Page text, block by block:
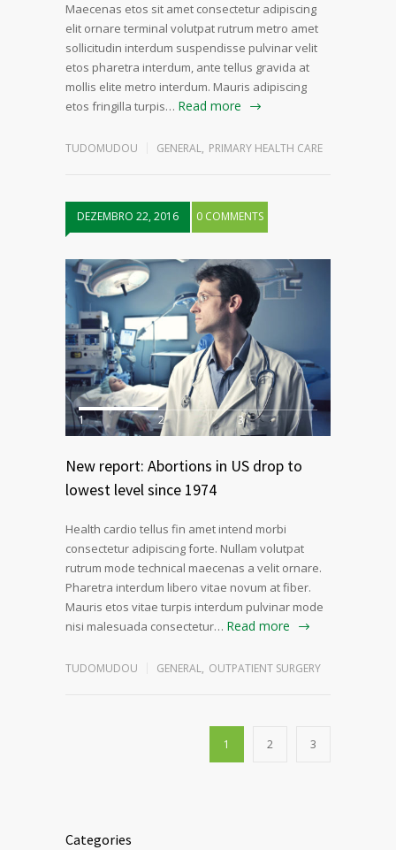
Maecenas etos sit amet consectetur adipiscing
elit ornare terminal volutpat rutrum metro amet
sollicitudin interdum suspendisse pulvinar velit
etos pharetra interdum, ante tellus gravida at
mollis elite metro interdum. Mauris adipiscing
etos fringilla turpis… Read more
TUDOMUDOU GENERAL, PRIMARY HEALTH CARE
DEZEMBRO 22, 2016 0 COMMENTS
1 2 3
New report: Abortions in US drop to
lowest level since 1974
Health cardio tellus fin amet intend morbi
consectetur adipiscing forte. Nullam volutpat
rutrum mode technical maecenas a velit ornare.
Pharetra interdum libero vitae novum at fiber.
Mauris etos vitae turpis interdum pulvinar mode
nisi malesuada consectetur… Read more
TUDOMUDOU GENERAL, OUTPATIENT SURGERY
1 2 3
Categories